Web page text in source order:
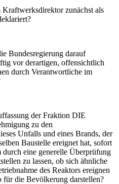
zunächst als
Bundesregierung darauf
vor derartigen, offensichtlich
durch Verantwortliche im
der Fraktion DIE
zu den
Unfalls und eines Brands, der
Baustelle ereignet hat, sofort
eine generelle Überprüfung
zu lassen, ob sich ähnliche
des Reaktors ereignen
die Bevölkerung darstellen?